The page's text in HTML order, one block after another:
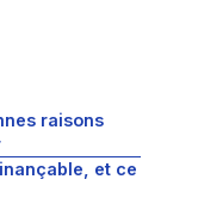
raisons
et ce